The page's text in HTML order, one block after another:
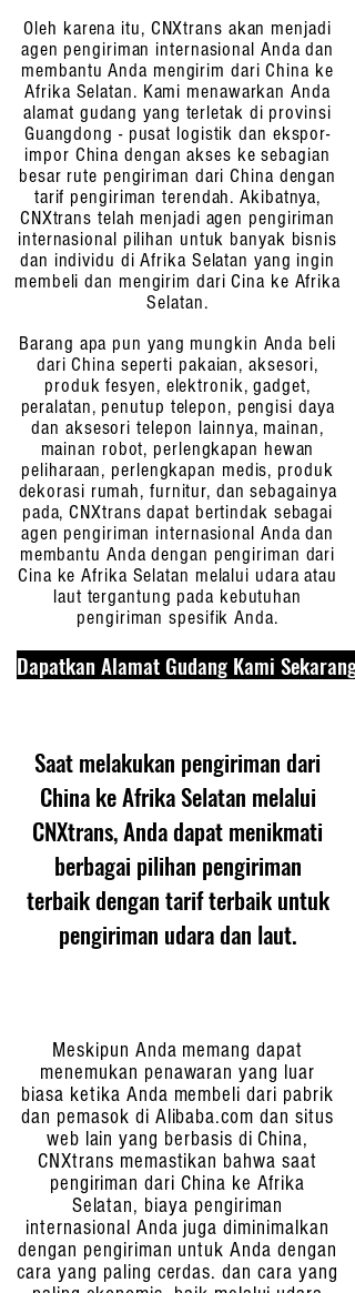
Oleh karena itu, CNXtrans akan menjadi
agen pengiriman internasional Anda dan
membantu Anda mengirim dari China ke
Afrika Selatan. Kami menawarkan Anda
alamat gudang yang terletak di provinsi
Guangdong - pusat logistik dan ekspor-
impor China dengan akses ke sebagian
besar rute pengiriman dari China dengan
tarif pengiriman terendah. Akibatnya,
CNXtrans telah menjadi agen pengiriman
internasional pilihan untuk banyak bisnis
dan individu di Afrika Selatan yang ingin
membeli dan mengirim dari Cina ke Afrika
Selatan.
Barang apa pun yang mungkin Anda beli
dari China seperti pakaian, aksesori,
produk fesyen, elektronik, gadget,
peralatan, penutup telepon, pengisi daya
dan aksesori telepon lainnya, mainan,
mainan robot, perlengkapan hewan
peliharaan, perlengkapan medis, produk
dekorasi rumah, furnitur, dan sebagainya
pada, CNXtrans dapat bertindak sebagai
agen pengiriman internasional Anda dan
membantu Anda dengan pengiriman dari
Cina ke Afrika Selatan melalui udara atau
laut tergantung pada kebutuhan
pengiriman spesifik Anda.
Dapatkan Alamat Gudang Kami Sekarang
Saat melakukan pengiriman dari
China ke Afrika Selatan melalui
CNXtrans, Anda dapat menikmati
berbagai pilihan pengiriman
terbaik dengan tarif terbaik untuk
pengiriman udara dan laut.
Meskipun Anda memang dapat
menemukan penawaran yang luar
biasa ketika Anda membeli dari pabrik
dan pemasok di Alibaba.com dan situs
web lain yang berbasis di China,
CNXtrans memastikan bahwa saat
pengiriman dari China ke Afrika
Selatan, biaya pengiriman
internasional Anda juga diminimalkan
dengan pengiriman untuk Anda dengan
cara yang paling cerdas. dan cara yang